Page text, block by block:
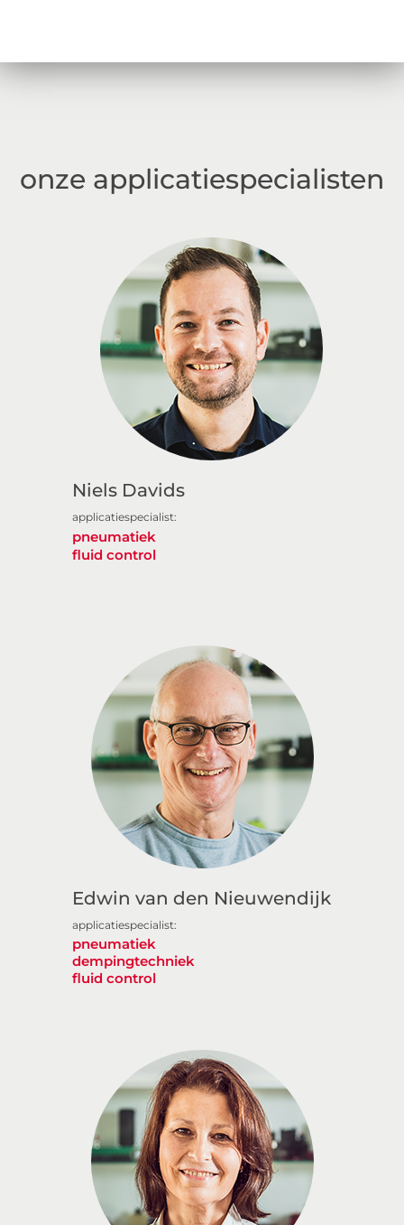
onze applicatiespecialisten
Niels Davids
applicatiespecialist:
pneumatiek
fluid control
Edwin van den Nieuwendijk
applicatiespecialist:
pneumatiek
dempingtechniek
fluid control